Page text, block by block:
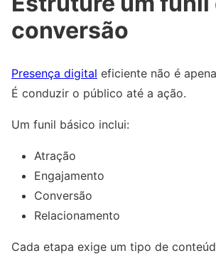
conversão
Presença digital eficiente não é
É conduzir o público até a ação.
Um funil básico inclui:
Atração
Engajamento
Conversão
Relacionamento
Cada etapa exige um tipo de